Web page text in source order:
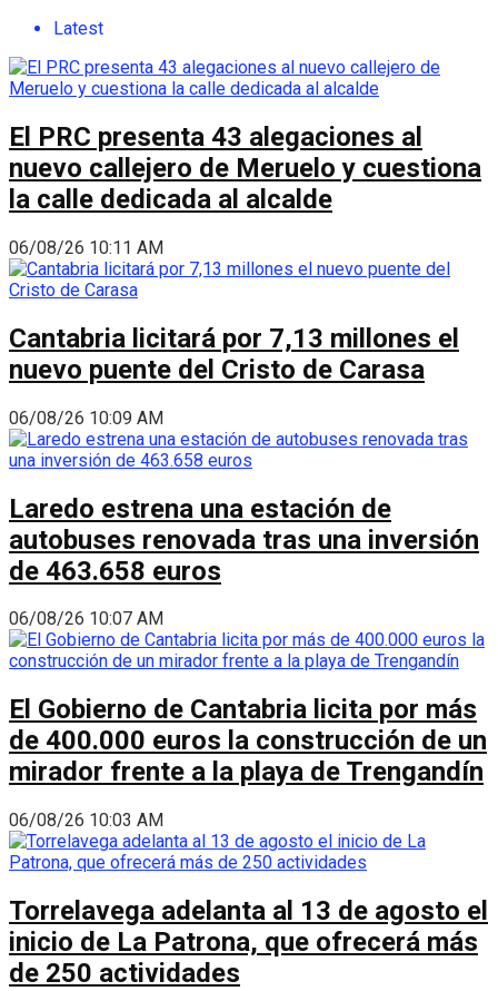
Latest
El PRC presenta 43 alegaciones al
nuevo callejero de Meruelo y cuestiona
la calle dedicada al alcalde
06/08/26 10:11 AM
Cantabria licitará por 7,13 millones el
nuevo puente del Cristo de Carasa
06/08/26 10:09 AM
Laredo estrena una estación de
autobuses renovada tras una inversión
de 463.658 euros
06/08/26 10:07 AM
El Gobierno de Cantabria licita por más
de 400.000 euros la construcción de un
mirador frente a la playa de Trengandín
06/08/26 10:03 AM
Torrelavega adelanta al 13 de agosto el
inicio de La Patrona, que ofrecerá más
de 250 actividades